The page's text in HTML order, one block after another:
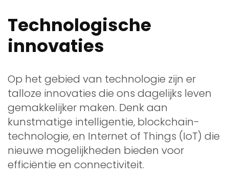
Technologische
innovaties
Op het gebied van technologie zijn er
talloze innovaties die ons dagelijks leven
gemakkelijker maken. Denk aan
kunstmatige intelligentie, blockchain-
technologie, en Internet of Things (IoT) die
nieuwe mogelijkheden bieden voor
efficiëntie en connectiviteit.